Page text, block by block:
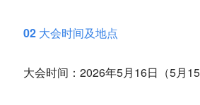
02 大会时间及地点
大会时间： 2026年5月16日（5月15